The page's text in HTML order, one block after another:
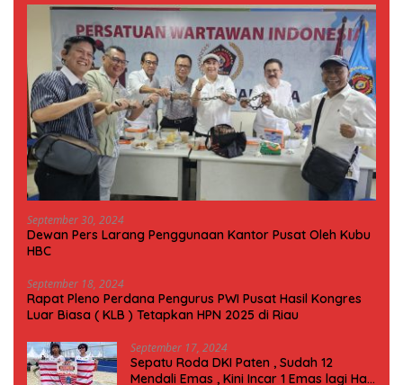
September 30, 2024
Dewan Pers Larang Penggunaan Kantor Pusat Oleh Kubu
HBC
September 18, 2024
Rapat Pleno Perdana Pengurus PWI Pusat Hasil Kongres
Luar Biasa ( KLB ) Tetapkan HPN 2025 di Riau
September 17, 2024
Sepatu Roda DKI Paten , Sudah 12
Mendali Emas , Kini Incar 1 Emas lagi Hari